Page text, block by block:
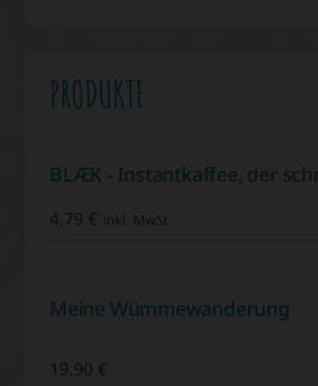
PRODUKTE
BLÆK - Instantkaffee, der
4,79 € inkl. MwSt.
Meine Wümmewanderung
19,90 €